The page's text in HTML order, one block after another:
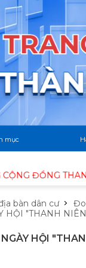
mục
THIẾU NHI
bàn dân cư
"THANH
HỘI